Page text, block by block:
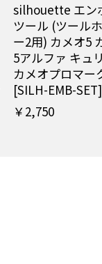
silhouette エン
ツール (ツール
ー2用) カメオ5
5アルファ キュ
カメオプロマー
[SILH-EMB-SET]
￥2,750